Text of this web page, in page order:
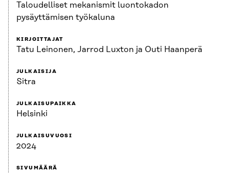
Taloudelliset mekanismit luontokadon
pysäyttämisen työkaluna
KIRJOITTAJAT
Tatu Leinonen, Jarrod Luxton ja Outi Haanperä
JULKAISIJA
Sitra
JULKAISUPAIKKA
Helsinki
JULKAISUVUOSI
2024
SIVUMÄÄRÄ